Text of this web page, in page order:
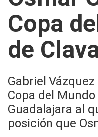
Copa
de
Gabriel
Copa del
Guadalajara al
posición que